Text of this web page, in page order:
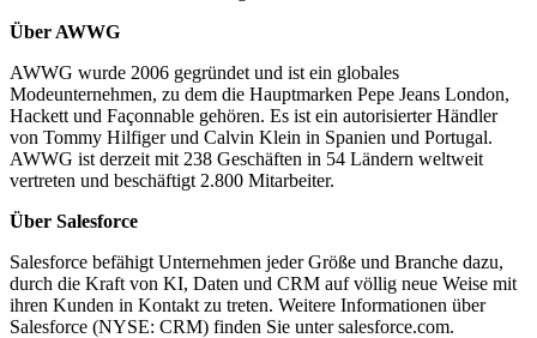
Über AWWG
AWWG wurde 2006 gegründet und ist ein globales
Modeunternehmen, zu dem die Hauptmarken Pepe Jeans London,
Hackett und Façonnable gehören. Es ist ein autorisierter Händler
von Tommy Hilfiger und Calvin Klein in Spanien und Portugal.
AWWG ist derzeit mit 238 Geschäften in 54 Ländern weltweit
vertreten und beschäftigt 2.800 Mitarbeiter.
Über Salesforce
Salesforce befähigt Unternehmen jeder Größe und Branche dazu,
durch die Kraft von KI, Daten und CRM auf völlig neue Weise mit
ihren Kunden in Kontakt zu treten. Weitere Informationen über
Salesforce (NYSE: CRM) finden Sie unter salesforce.com.